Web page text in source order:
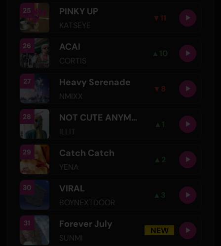
25 PINKY UP
KATSEYE
▼ 11
26 ACAI
CORTIS
▲ 10
27 Heavy Serenade
NMIXX
▼ 8
28 NOT CUTE ANYMORE
ILLIT
▲ 1
29 Catch Catch
YENA
▲ 2
30 VIRAL
BOYNEXTDOOR
▲ 3
31 Forever July
SUNMI
NEW